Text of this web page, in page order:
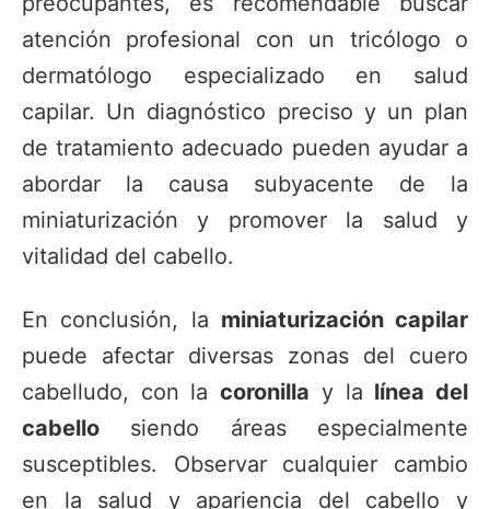
atención profesional con un tricólogo o
dermatólogo especializado en salud
capilar. Un diagnóstico preciso y un plan
de tratamiento adecuado pueden ayudar a
abordar la causa subyacente de la
miniaturización y promover la salud y
vitalidad del cabello.
En conclusión, la miniaturización capilar
puede afectar diversas zonas del cuero
cabelludo, con lacoronilla y la línea del
cabello siendo áreas especialmente
susceptibles. Observar cualquier cambio
en la salud y apariencia del cabello y